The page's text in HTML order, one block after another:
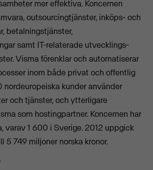
mer effektiva. Koncernen
outsourcingtjänster, inköps- och
betalningstjänster,
samt IT-relaterade utvecklings-
Visma förenklar och automatiserar
inom både privat och offentlig
kunder använder
och tjänster, och ytterligare
som hostingpartner. Koncernen har
varav 1 600 i Sverige. 2012 uppgick
5 749 miljoner norska kronor.